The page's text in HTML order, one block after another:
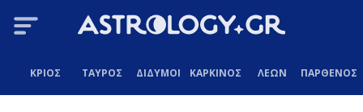
ΚΡΙΟΣ ΤΑΥΡΟΣ ΔΙΔΥΜΟΙ ΚΑΡΚΙΝΟΣ ΛΕΩΝ ΠΑΡΘΕΝΟΣ